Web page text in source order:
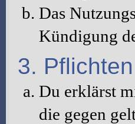
Das
Kündigung
3.
Du erklärst
die gegen